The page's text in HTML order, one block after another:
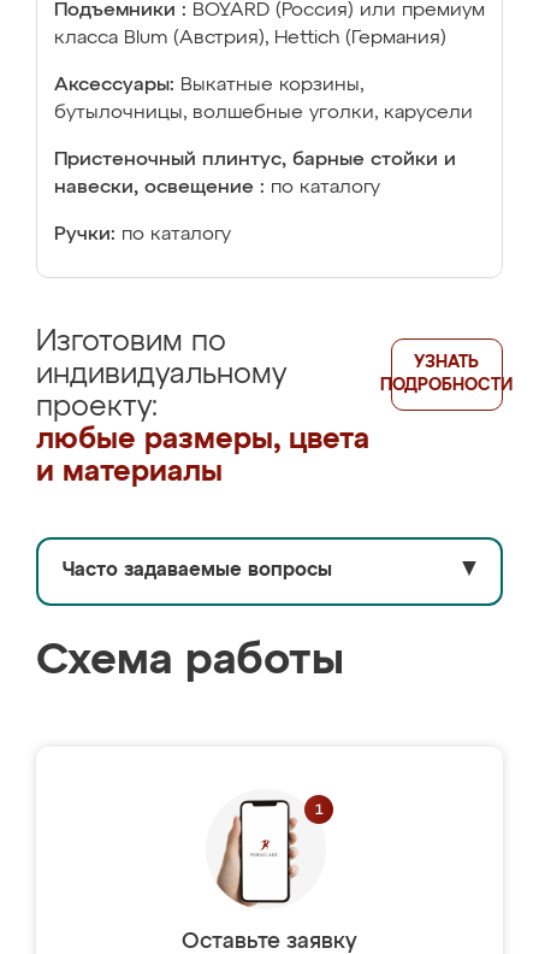
Подъемники : BOYARD (Россия) или премиум
класса Blum (Австрия), Hettich (Германия)
Аксессуары: Выкатные корзины,
бутылочницы, волшебные уголки, карусели
Пристеночный плинтус, барные стойки и
навески, освещение : по каталогу
Ручки: по каталогу
Изготовим по
индивидуальному
проекту:
любые размеры, цвета
и материалы
УЗНАТЬ
ПОДРОБНОСТИ
Часто задаваемые вопросы ▼
Схема работы
Оставьте заявку